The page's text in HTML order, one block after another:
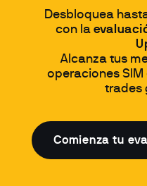
Desbloquea
con la
Alcanza tus
operaciones
trades
Comienza tu